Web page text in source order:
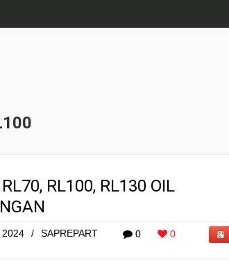
RL100, RL130 OIL
0 0
2024 /
SAPREPART